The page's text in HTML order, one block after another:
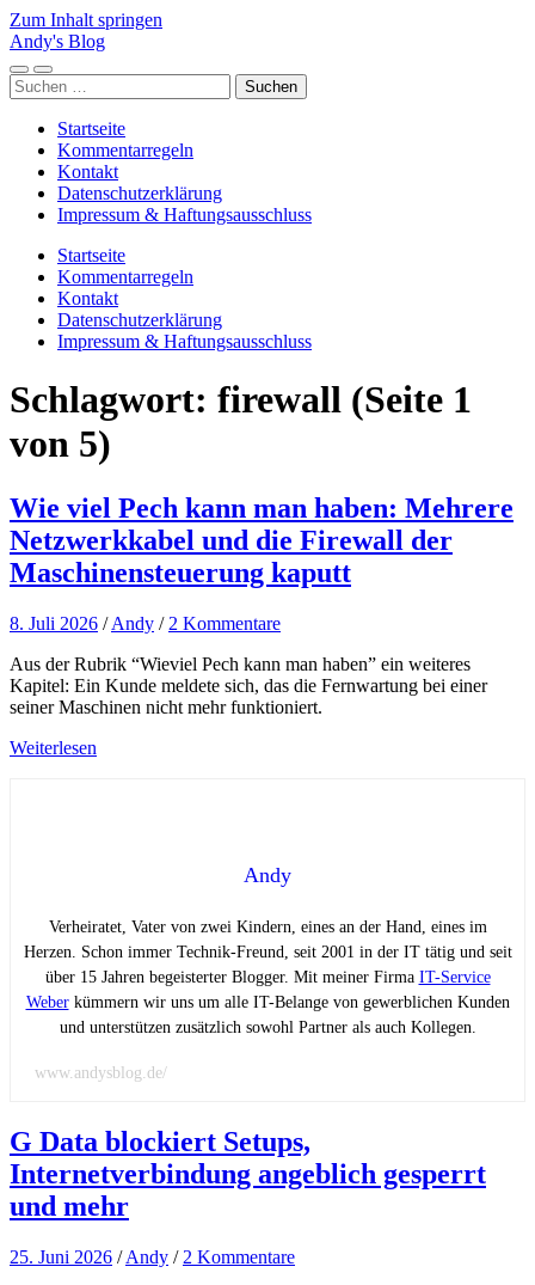
Zum Inhalt springen
Andy's Blog
Mobile-
Menü
Suchfeld
ein-/ausblenden
Suchen
nach:
Startseite
Kommentarregeln
Kontakt
Datenschutzerklärung
Impressum & Haftungsausschluss
Startseite
Kommentarregeln
Kontakt
Datenschutzerklärung
Impressum & Haftungsausschluss
Schlagwort: firewall (Seite 1
von 5)
Wie viel Pech kann man haben: Mehrere
Netzwerkkabel und die Firewall der
Maschinensteuerung kaputt
8. Juli 2026 /Andy / 2 Kommentare
Aus der Rubrik “Wieviel Pech kann man haben” ein weiteres
Kapitel: Ein Kunde meldete sich, das die Fernwartung bei einer
seiner Maschinen nicht mehr funktioniert.
Weiterlesen
Andy
Verheiratet, Vater von zwei Kindern, eines an der Hand, eines im
Herzen. Schon immer Technik-Freund, seit 2001 in der IT tätig und seit
über 15 Jahren begeisterter Blogger. Mit meiner Firma IT-Service
Weberkümmern wir uns um alle IT-Belange von gewerblichen Kunden
und unterstützen zusätzlich sowohl Partner als auch Kollegen.
www.andysblog.de/
G Data blockiert Setups,
Internetverbindung angeblich gesperrt
und mehr
25. Juni 2026 /Andy / 2 Kommentare